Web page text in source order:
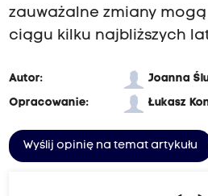
zauważalne zmiany
ciągu kilku najbliższych
Autor:
Joanna
Opracowanie:
Łukasz
Wyślij opinię na temat artykułu